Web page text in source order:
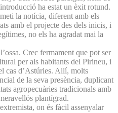
ha estat un èxit rotund.
la notícia, diferent amb els
amb el projecte des dels inicis, i
no els ha agradat mai la
Crec fermament que pot ser
per als habitants del Pirineu, i
cas d’Astúries. Allí, molts
de la seva presència, duplicant
agropecuàries tradicionals amb
plantígrad.
on és fàcil assenyalar